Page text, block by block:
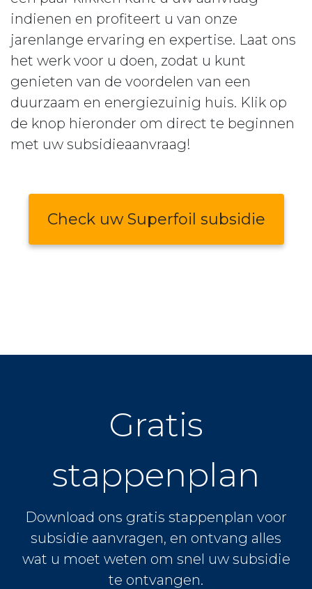
indienen en profiteert u van onze
jarenlange ervaring en expertise. Laat ons
het werk voor u doen, zodat u kunt
genieten van de voordelen van een
duurzaam en energiezuinig huis. Klik op
de knop hieronder om direct te beginnen
met uw subsidieaanvraag!
Check uw Superfoil subsidie
Gratis
stappenplan
Download ons gratis stappenplan voor
subsidie aanvragen, en ontvang alles
wat u moet weten om snel uw subsidie
te ontvangen.